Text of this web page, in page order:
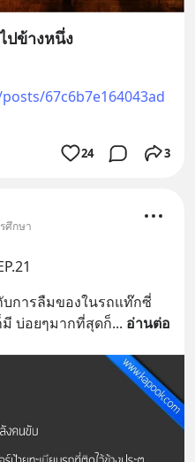
ปข้างหนึ่ง
67c6b7e164043ad
24 3
ศึกษา
บการลืมของในรถแท๊กซี่
บ่อยๆมากที่สุดก็... อ่านต่อ